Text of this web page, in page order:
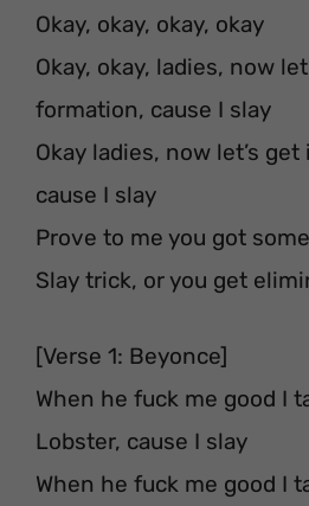
Okay, okay, okay, okay
Okay, okay, ladies, now
formation, cause I slay
Okay ladies, now let’s
cause I slay
Prove to me you got
Slay trick, or you get
[Verse 1: Beyonce]
When he fuck me good I
Lobster, cause I slay
When he fuck me good I